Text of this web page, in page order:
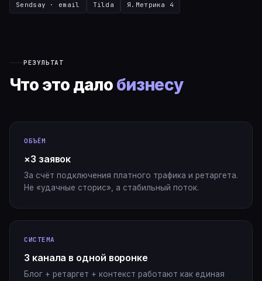
Sendsay · email Tilda Я.Метрика 4
РЕЗУЛЬТАТ
Что это дало бизнесу
ОБЪЁМ
×3 заявок
За счёт подключения платного трафика и ретаргета.
Не «удачные сторис», а стабильный поток.
СИСТЕМА
3 канала в одной воронке
Блог + ретаргет + контекст работают как единая